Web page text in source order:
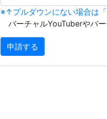
※↑プルダウンにない場合は「
バーチャルYouTuberやバー
申請する